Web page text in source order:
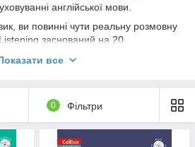
англійської мови.
ви повинні чути реальну розмовну
заснований на 20
і переконатися про корисність
настоящий английский в
и не носителями языка. Вы
на темы семьи, места
и карьера, жизни в городе, дома,
все
0 Фільтри